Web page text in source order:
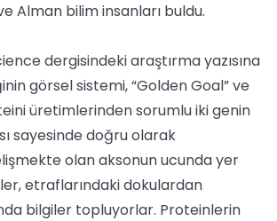
Alman bilim insanları buldu.
dergisindeki araştırma yazısına
görsel sistemi, “Golden Goal” ve
üretimlerinden sorumlu iki genin
sayesinde doğru olarak
olan aksonun ucunda yer
etraflarındaki dokulardan
bilgiler topluyorlar. Proteinlerin